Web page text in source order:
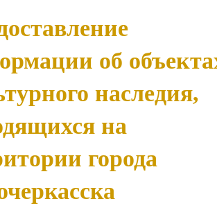
об
наследия,
на
города